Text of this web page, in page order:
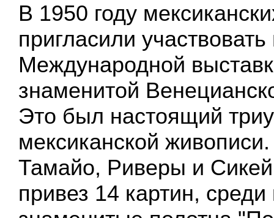
В 1950 году
пригласили
Международной
знаменитой
Это был настоящий
мексиканской
Тамайо, Риверы и
привез 14 картин,